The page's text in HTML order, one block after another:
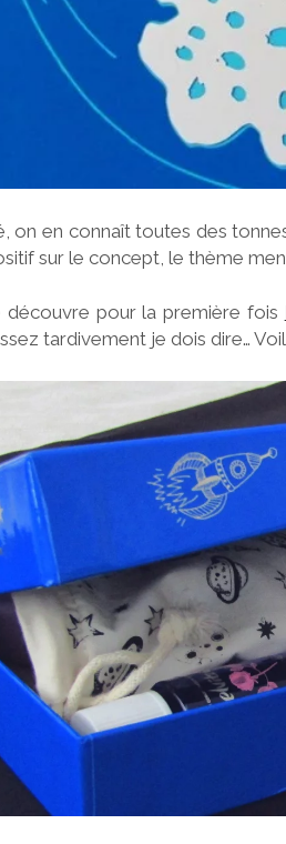
on en connaît toutes des
sur le concept, le thème
pour la première fois
tardivement je dois dire…